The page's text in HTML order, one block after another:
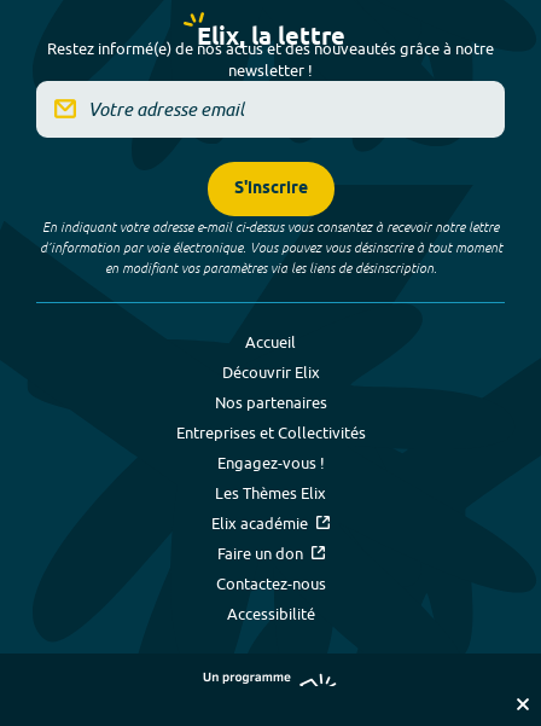
Elix, la lettre
Restez informé(e) de nos actus et des nouveautés grâce à notre
newsletter !
S'inscrire
En indiquant votre adresse e-mail ci-dessus vous consentez à recevoir notre lettre
d’information par voie électronique. Vous pouvez vous désinscrire à tout moment
en modifiant vos paramètres via les liens de désinscription.
Accueil
Découvrir Elix
Nos partenaires
Entreprises et Collectivités
Engagez-vous !
Les Thèmes Elix
Elix académie
Faire un don
Contactez-nous
Accessibilité